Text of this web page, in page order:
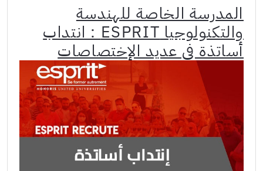
المدرسة الخاصة للهندسة
والتكنولوجيا ESPRIT : انتداب
أساتذة في عديد الإختصاصات